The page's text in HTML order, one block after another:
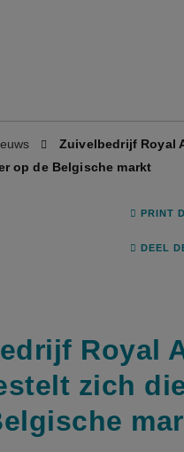
Zuivelbedrijf Royal
op de Belgische markt
PRINT
DEEL
Royal
zich